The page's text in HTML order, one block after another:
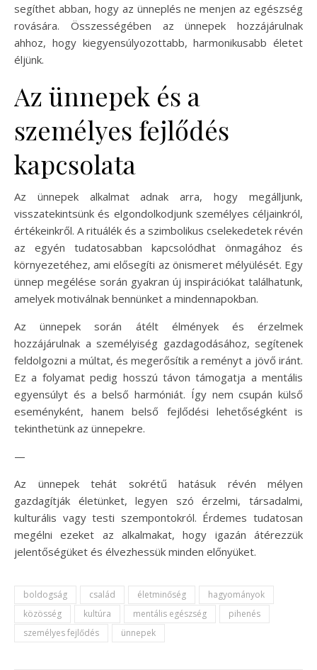
segíthet abban, hogy az ünneplés ne menjen az egészség
rovására. Összességében az ünnepek hozzájárulnak
ahhoz, hogy kiegyensúlyozottabb, harmonikusabb életet
éljünk.
Az ünnepek és a
személyes fejlődés
kapcsolata
Az ünnepek alkalmat adnak arra, hogy megálljunk,
visszatekintsünk és elgondolkodjunk személyes céljainkról,
értékeinkről. A rituálék és a szimbolikus cselekedetek révén
az egyén tudatosabban kapcsolódhat önmagához és
környezetéhez, ami elősegíti az önismeret mélyülését. Egy
ünnep megélése során gyakran új inspirációkat találhatunk,
amelyek motiválnak bennünket a mindennapokban.
Az ünnepek során átélt élmények és érzelmek
hozzájárulnak a személyiség gazdagodásához, segítenek
feldolgozni a múltat, és megerősítik a reményt a jövő iránt.
Ez a folyamat pedig hosszú távon támogatja a mentális
egyensúlyt és a belső harmóniát. Így nem csupán külső
eseményként, hanem belső fejlődési lehetőségként is
tekinthetünk az ünnepekre.
—
Az ünnepek tehát sokrétű hatásuk révén mélyen
gazdagítják életünket, legyen szó érzelmi, társadalmi,
kulturális vagy testi szempontokról. Érdemes tudatosan
megélni ezeket az alkalmakat, hogy igazán átérezzük
jelentőségüket és élvezhessük minden előnyüket.
boldogság család életminőség
hagyományok
közösség
kultúra mentális egészség
pihenés
személyes fejlődés
ünnepek